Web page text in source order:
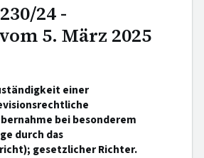
24 -
5. März 2025
einer
bei besonderem
durch das
gesetzlicher Richter.